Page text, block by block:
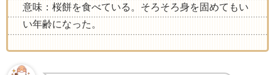
意味：桜餅を食べている。そろそろ身を固めてもい
い年齢になった。